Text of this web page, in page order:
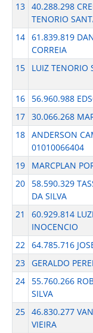
13 40.288.298
TENORIO
14 61.839.819
CORREIA
15
LUIZ
16
56.960.988
17 30.066.268
18 ANDERSON
01010066404
19 MARCPLAN
20
58.590.329
DA SILVA
21
60.929.814
INOCENCIO
22 64.785.716
23
GERALDO
24
55.760.266
SILVA
25 46.830.277
VIEIRA